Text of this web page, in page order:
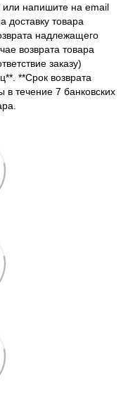
напишите на email
доставку товара
надлежащего
возврата товара
заказу)
**Срок возврата
в течение 7 банковских